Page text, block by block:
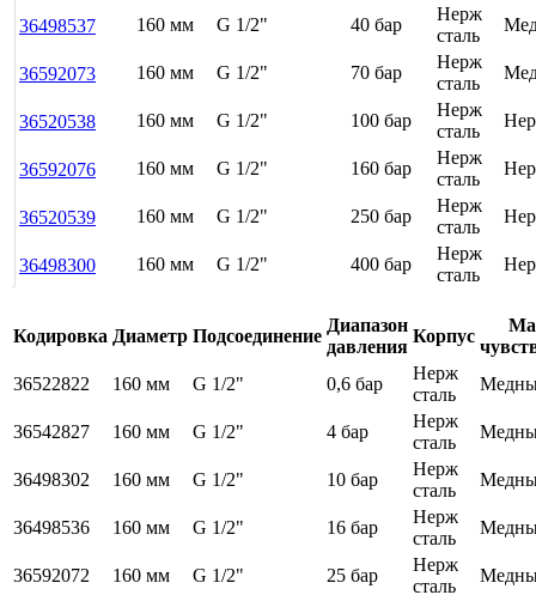
36498537 160 мм G 1/2" 40 бар
Нерж
сталь
36592073 160 мм G 1/2" 70 бар
Нерж
сталь
36520538 160 мм G 1/2" 100 бар
Нерж
сталь
36592076 160 мм G 1/2" 160 бар
Нерж
сталь
36520539 160 мм G 1/2" 250 бар
Нерж
сталь
36498300 160 мм G 1/2" 400 бар
Нерж
сталь
Кодировка Диаметр Подсоединение
Диапазон
давления
Корпус
36522822
160 мм G 1/2" 0,6 бар
Нерж
сталь
36542827 160 мм G 1/2" 4 бар
Нерж
сталь
36498302 160 мм G 1/2" 10 бар
Нерж
сталь
36498536 160 мм G 1/2" 16 бар
Нерж
сталь
36592072 160 мм G 1/2" 25 бар
Нерж
сталь